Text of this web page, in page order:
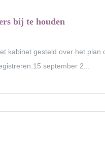
bij te houden
kabinet gesteld over het
september 2...